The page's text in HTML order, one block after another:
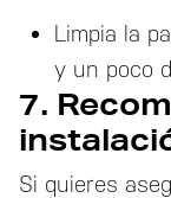
Limpia la
y un poco
7.
Si quieres